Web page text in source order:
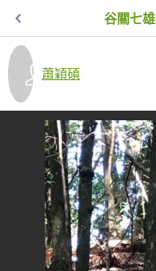
谷關七
蕭穎碩